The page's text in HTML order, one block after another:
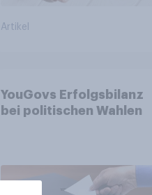
Artikel
YouGovs Erfolgsbilanz
bei politischen Wahlen